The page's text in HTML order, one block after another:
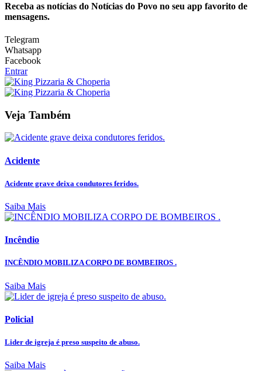
Receba as notícias do Notícias do Povo no seu app favorito de
mensagens.
Telegram
Whatsapp
Facebook
Entrar
Veja Também
Acidente
Acidente grave deixa condutores feridos.
Saiba Mais
Incêndio
INCÊNDIO MOBILIZA CORPO DE BOMBEIROS .
Saiba Mais
Policial
Lider de igreja é preso suspeito de abuso.
Saiba Mais